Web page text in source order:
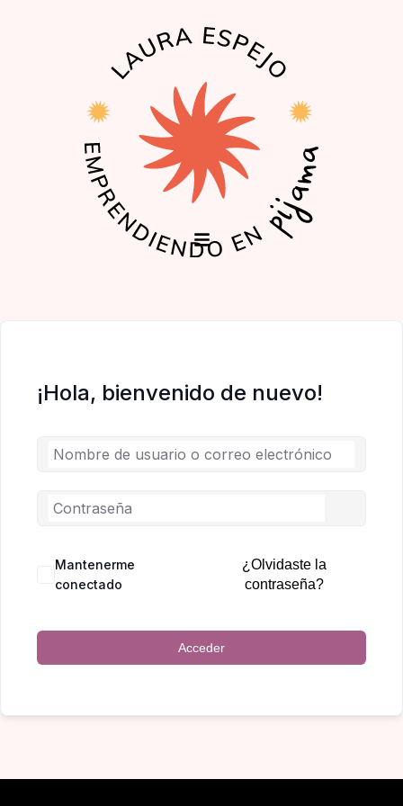
¡Hola, bienvenido de nuevo!
Mantenerme
conectado
¿Olvidaste la
contraseña?
Acceder